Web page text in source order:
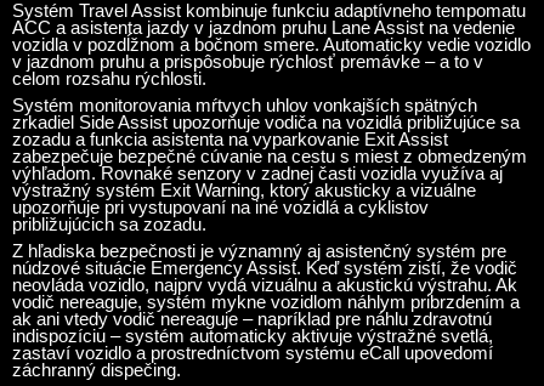
Systém Travel Assist kombinuje funkciu adaptívneho tempomatu
ACC a asistenta jazdy v jazdnom pruhu Lane Assist na vedenie
vozidla v pozdĺžnom a bočnom smere. Automaticky vedie vozidlo
v jazdnom pruhu a prispôsobuje rýchlosť premávke – a to v
celom rozsahu rýchlosti.
Systém monitorovania mŕtvych uhlov vonkajších spätných
zrkadiel Side Assist upozorňuje vodiča na vozidlá približujúce sa
zozadu a funkcia asistenta na vyparkovanie Exit Assist
zabezpečuje bezpečné cúvanie na cestu s miest z obmedzeným
výhľadom. Rovnaké senzory v zadnej časti vozidla využíva aj
výstražný systém Exit Warning, ktorý akusticky a vizuálne
upozorňuje pri vystupovaní na iné vozidlá a cyklistov
približujúcich sa zozadu.
Z hľadiska bezpečnosti je významný aj asistenčný systém pre
núdzové situácie Emergency Assist. Keď systém zistí, že vodič
neovláda vozidlo, najprv vydá vizuálnu a akustickú výstrahu. Ak
vodič nereaguje, systém mykne vozidlom náhlym pribrzdením a
ak ani vtedy vodič nereaguje – napríklad pre náhlu zdravotnú
indispozíciu – systém automaticky aktivuje výstražné svetlá,
zastaví vozidlo a prostredníctvom systému eCall upovedomí
záchranný dispečing.